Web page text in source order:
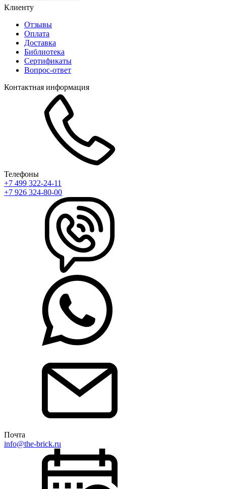
Клиенту
Отзывы
Оплата
Доставка
Библиотека
Сертификаты
Вопрос-ответ
Контактная информация
Телефоны
+7 499 322-24-11
+7 926 324-80-00
Почта
info@the-brick.ru